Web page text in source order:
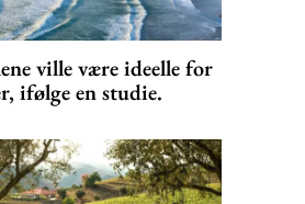
ville være ideelle for
ifølge en studie.